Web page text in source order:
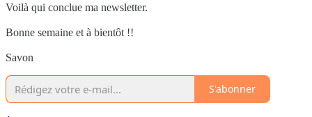
Voilà qui conclue ma newsletter.
Bonne semaine et à bientôt !!
Savon
S'abonner